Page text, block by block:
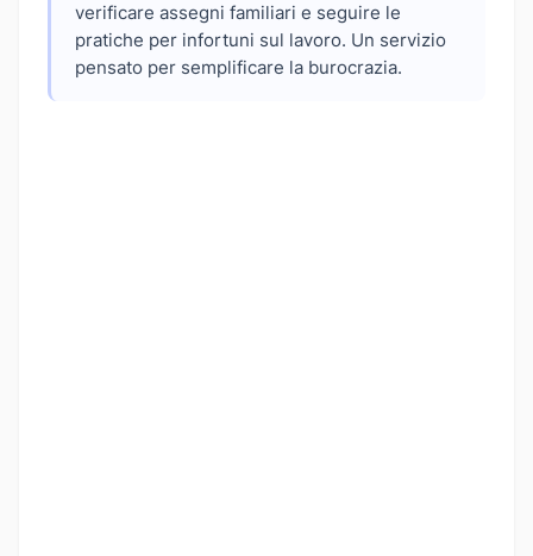
verificare assegni familiari e seguire le
pratiche per infortuni sul lavoro. Un servizio
pensato per semplificare la burocrazia.